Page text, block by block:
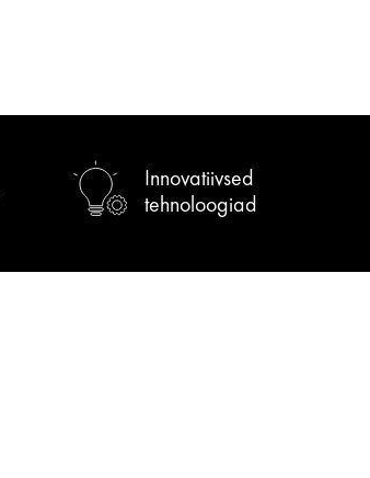
Innovatiivsed
tehnoloogiad